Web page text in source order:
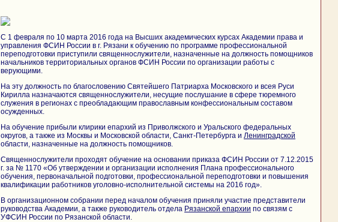
C 1 февраля по 10 марта 2016 года на Высших академических курсах Академии права и
управления ФСИН России в г. Рязани к обучению по программе профессиональной
переподготовки приступили священнослужители, назначенные на должность помощников
начальников территориальных органов ФСИН России по организации работы с
верующими.
На эту должность по благословению Святейшего Патриарха Московского и всея Руси
Кирилла назначаются священнослужители, несущие послушание в сфере тюремного
служения в регионах с преобладающим православным конфессиональным составом
осужденных.
На обучение прибыли клирики епархий из Приволжского и Уральского федеральных
округов, а также из Москвы и Московской области, Санкт-Петербурга и Ленинградской
области, назначенные на должность помощников.
Священнослужители проходят обучение на основании приказа ФСИН России от 7.12.2015
г. за № 1170 «Об утверждении и организации исполнения Плана профессионального
обучения, первоначальной подготовки, профессиональной переподготовки и повышения
квалификации работников уголовно-исполнительной системы на 2016 год».
В организационном собрании перед началом обучения приняли участие представители
руководства Академии, а также руководитель отдела Рязанской епархии по связям с
УФСИН России по Рязанской области.